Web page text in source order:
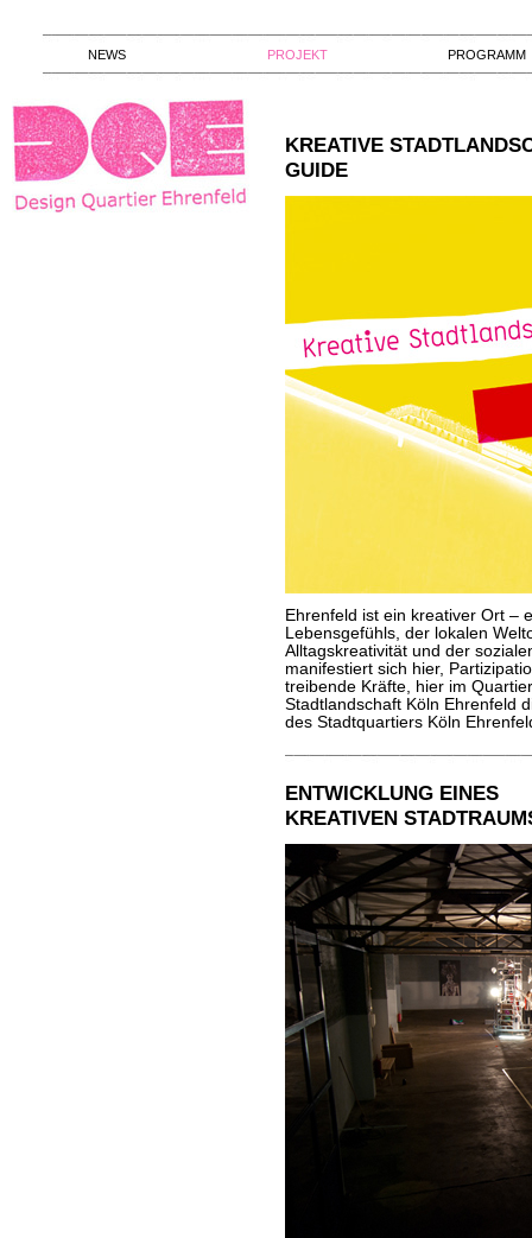
NEWS PROJEKT PROGRAMM
KREATIVE
GUIDE
Ehrenfeld ist ein kreativer Ort –
Lebensgefühls, der lokalen
Alltagskreativität und der
manifestiert sich hier,
treibende Kräfte, hier im
Stadtlandschaft Köln Ehrenfeld
des Stadtquartiers Köln
ENTWICKLUNG EINES
KREATIVEN